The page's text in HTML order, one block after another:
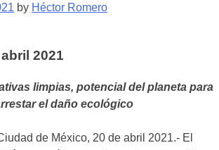
litio
no
el
by Héctor Romero
2021
limpias, potencial del planeta para
el daño ecológico
de México, 20 de abril 2021.- El